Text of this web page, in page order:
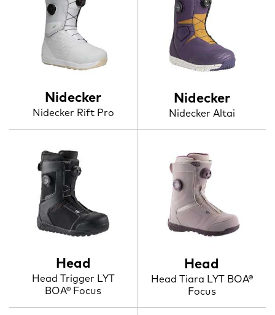
Nidecker
Nidecker Rift Pro
Nidecker
Nidecker Altai
Head
Head Trigger LYT
BOA® Focus
Head
Head Tiara LYT BOA®
Focus